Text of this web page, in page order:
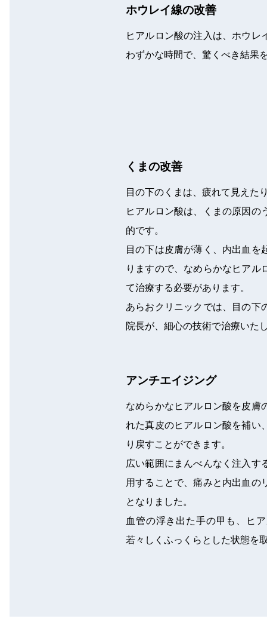
ホウレイ線の改善
ヒアルロン酸の注入は、ホウレ
わずかな時間で、驚くべき結果
くまの改善
目の下のくまは、疲れて見えた
ヒアルロン酸は、くまの原因の
的です。
目の下は皮膚が薄く、内出血を
りますので、なめらかなヒアル
て治療する必要があります。
あらおクリニックでは、目の下
院長が、細心の技術で治療いた
アンチエイジング
なめらかなヒアルロン酸を皮膚
れた真皮のヒアルロン酸を補い
り戻すことができます。
広い範囲にまんべんなく注入す
用することで、痛みと内出血の
となりました。
血管の浮き出た手の甲も、ヒ
若々しくふっくらとした状態を